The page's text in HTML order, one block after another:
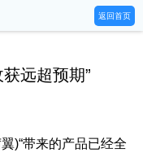
返回首页
远超预期”
)“带来的产品已经全